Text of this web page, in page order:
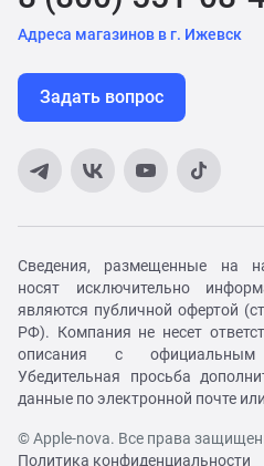
Адреса магазинов в г. Ижевск
Задать вопрос
Сведения, размещенные на
носят исключительно
являются публичной офертой
РФ). Компания не несет
описания с официальным
Убедительная просьба
данные по электронной почте
© Apple-nova. Все права
Политика конфиденциальности